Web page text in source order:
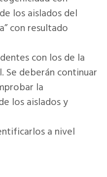
los aislados del
con resultado
con los de la
deberán continuar
la
los aislados y
a nivel